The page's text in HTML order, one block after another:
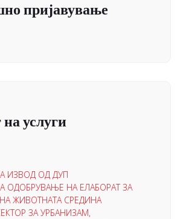
пријавување
услуги
ИЗВОД ОД ДУП
ОДОБРУВАЊЕ НА ЕЛАБОРАТ ЗА
ЖИВОТНАТА СРЕДИНА
ЗА УРБАНИЗАМ,